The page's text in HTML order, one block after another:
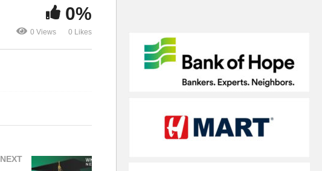
0%
0 Views 0 Likes
NEXT